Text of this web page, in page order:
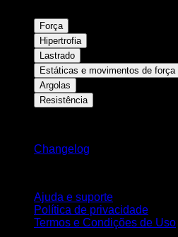
Força
Hipertrofia
Lastrado
Estáticas e movimentos de força
Argolas
Resistência
Changelog
Ajuda e suporte
Política de privacidade
Termos e Condições de Uso